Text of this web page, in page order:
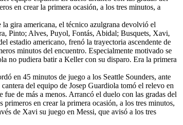
en crear la primera ocasión, a los tres minutos, a
gira americana, el técnico azulgrana devolvió el
Pinto; Alves, Puyol, Fontás, Abidal; Busquets, Xavi,
estadio americano, frenó la trayectoria ascendente de
minutos del encuentro. Especialmente motivado se
no pudiera batir a Keller con su disparo. Era la primera
en 45 minutos de juego a los Seattle Sounders, ante
del equipo de Josep Guardiola tomó el relevo en
de más a menos. Arrancó el duelo con las gradas del
en crear la primera ocasión, a los tres minutos,
de Xavi su juego en Messi, que avisó a los tres